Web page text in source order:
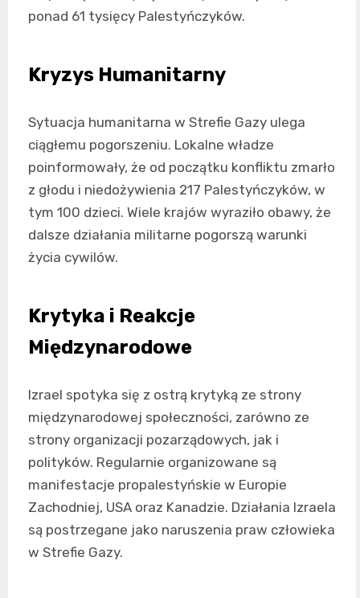
ponad 61 tysięcy Palestyńczyków.
Kryzys Humanitarny
Sytuacja humanitarna w Strefie Gazy ulega
ciągłemu pogorszeniu. Lokalne władze
poinformowały, że od początku konfliktu zmarło
z głodu i niedożywienia 217 Palestyńczyków, w
tym 100 dzieci. Wiele krajów wyraziło obawy, że
dalsze działania militarne pogorszą warunki
życia cywilów.
Krytyka i Reakcje
Międzynarodowe
Izrael spotyka się z ostrą krytyką ze strony
międzynarodowej społeczności, zarówno ze
strony organizacji pozarządowych, jak i
polityków. Regularnie organizowane są
manifestacje propalestyńskie w Europie
Zachodniej, USA oraz Kanadzie. Działania Izraela
są postrzegane jako naruszenia praw człowieka
w Strefie Gazy.